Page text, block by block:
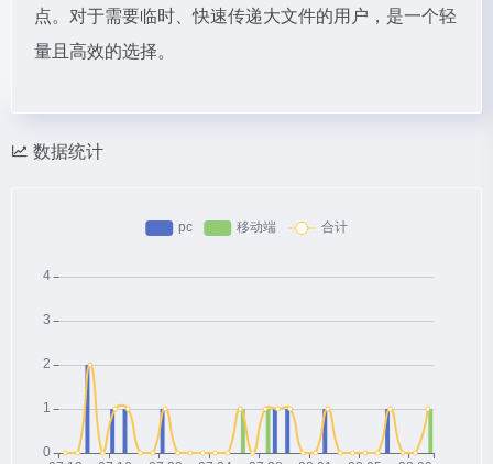
点。对于需要临时、快速传递大文件的用户，是一个轻
量且高效的选择。
数据统计